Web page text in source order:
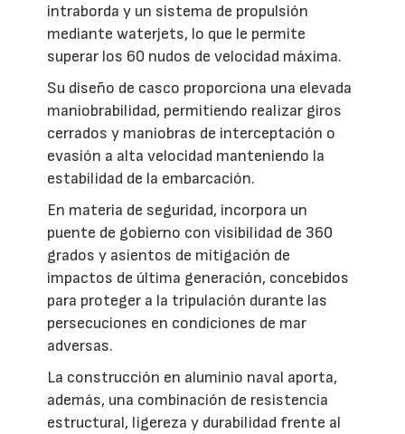
intraborda y un sistema de propulsión
mediante waterjets, lo que le permite
superar los 60 nudos de velocidad máxima.
Su diseño de casco proporciona una elevada
maniobrabilidad, permitiendo realizar giros
cerrados y maniobras de interceptación o
evasión a alta velocidad manteniendo la
estabilidad de la embarcación.
En materia de seguridad, incorpora un
puente de gobierno con visibilidad de 360
grados y asientos de mitigación de
impactos de última generación, concebidos
para proteger a la tripulación durante las
persecuciones en condiciones de mar
adversas.
La construcción en aluminio naval aporta,
además, una combinación de resistencia
estructural, ligereza y durabilidad frente al